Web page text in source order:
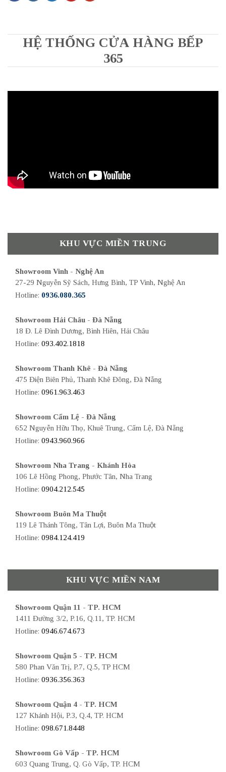
HỆ THỐNG CỬA HÀNG BẾP
365
KHU VỰC MIỀN TRUNG
Showroom Vinh - Nghệ An
27-29 Nguyễn Sỹ Sách, Hưng Bình, TP Vinh, Nghệ An
Hotline: 0936.080.365
Showroom Hải Châu - Đà Nẵng
18 Đ. Lê Đình Dương, Bình Hiên, Hải Châu
Hotline: 093.402.1818
Showroom Thanh Khê - Đà Nẵng
475 Điện Biên Phủ, Thanh Khê Đông, Đà Nẵng
Hotline: 0961.963.463
Showroom Cẩm Lệ - Đà Nẵng
652 Nguyễn Hữu Thọ, Khuê Trung, Cẩm Lệ, Đà Nẵng
Hotline: 0943.960.966
Showroom Nha Trang - Khánh Hòa
106 Lê Hồng Phong, Phước Tân, Nha Trang
Hotline: 0904.212.545
Showroom Buôn Ma Thuột
119 Lê Thánh Tông, Tân Lợi, Buôn Ma Thuột
Hotline: 0984.124.419
KHU VỰC MIỀN NAM
Showroom Quận 11 - TP. HCM
1411 Đường 3/2, P.16, Q.11, TP. HCM
Hotline: 0946.674.673
Showroom Quận 5 - TP. HCM
580 Phan Văn Trị, P.7, Q.5, TP HCM
Hotline: 0936.356.363
Showroom Quận 4 - TP. HCM
127 Khánh Hội, P.3, Q.4, TP. HCM
Hotline: 098.671.8448
Showroom Gò Vấp - TP. HCM
603 Quang Trung, Q. Gò Vấp, TP. HCM